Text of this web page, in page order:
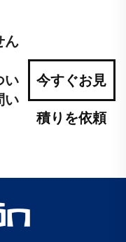
ん
い
い
今すぐお見
積りを依頼